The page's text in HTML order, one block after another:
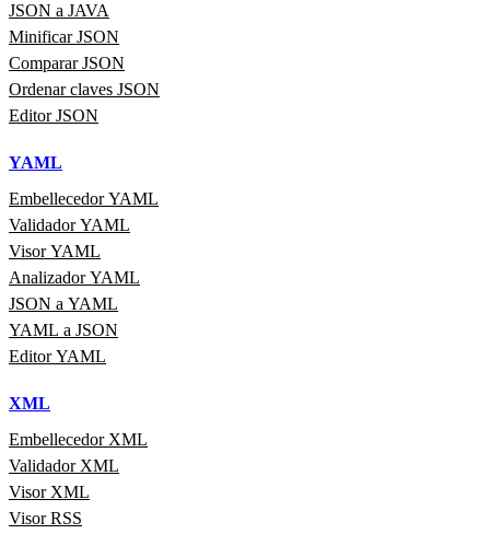
JSON a JAVA
Minificar JSON
Comparar JSON
Ordenar claves JSON
Editor JSON
YAML
Embellecedor YAML
Validador YAML
Visor YAML
Analizador YAML
JSON a YAML
YAML a JSON
Editor YAML
XML
Embellecedor XML
Validador XML
Visor XML
Visor RSS